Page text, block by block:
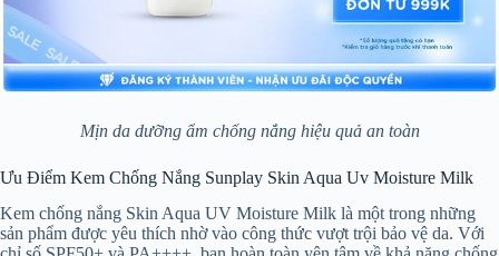
Mịn da dưỡng ẩm chống nắng hiệu quả an toàn
Ưu Điểm Kem Chống Nắng Sunplay Skin Aqua Uv Moisture Milk
Kem chống nắng Skin Aqua UV Moisture Milk là một trong những
sản phẩm được yêu thích nhờ vào công thức vượt trội bảo vệ da. Với